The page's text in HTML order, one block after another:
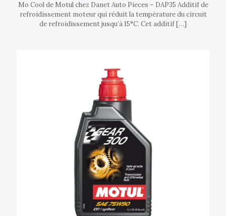
Mo Cool de Motul chez Danet Auto Pieces – DAP35 Additif de
refroidissement moteur qui réduit la température du circuit
de refroidissement jusqu’à 15°C. Cet additif[…]